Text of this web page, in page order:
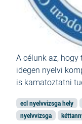
Acélunk az, hogy
idegen nyelvi
is kamatoztatni
ecl nyelvvizsga hely
nyelvvizsga